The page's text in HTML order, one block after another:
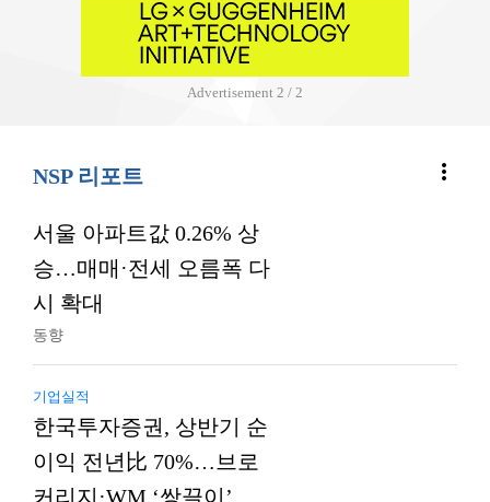
Advertisement 2 / 2
NSP 리포트 more_vert
서울 아파트값 0.26% 상
승…매매·전세 오름폭 다
시 확대
동향
기업실적
한국투자증권, 상반기 순
이익 전년比 70%…브로
커리지·WM ‘쌍끌이’